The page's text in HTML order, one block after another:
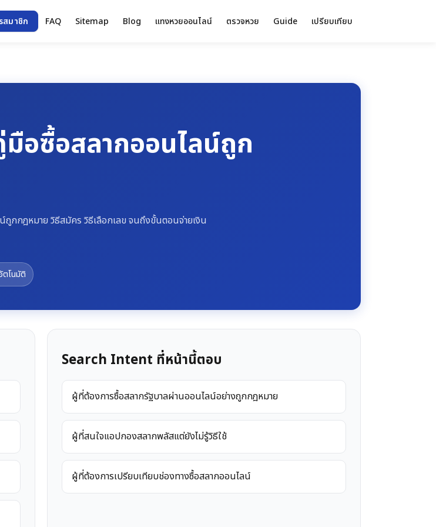
สมาชิก FAQ Sitemap Blog แทงหวยออนไลน์ ตรวจหวย Guide เปรียบเทียบ
อซื้อสลากออนไลน์ถูก
กกฎหมาย วิธีสมัคร วิธีเลือกเลข จนถึงขั้นตอนจ่ายเงิน
ตโนมัติ
Search Intent ที่หน้านี้ตอบ
ผู้ที่ต้องการซื้อสลากรัฐบาลผ่านออนไลน์อย่างถูกกฎหมาย
ผู้ที่สนใจแอปกองสลากพลัสแต่ยังไม่รู้วิธีใช้
ผู้ที่ต้องการเปรียบเทียบช่องทางซื้อสลากออนไลน์